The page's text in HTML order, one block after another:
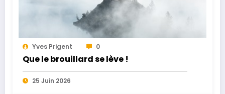
Yves Prigent 0
Que le brouillard se lève !
25 Juin 2026